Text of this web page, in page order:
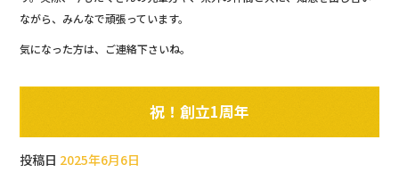
ながら、みんなで頑張っています。
気になった方は、ご連絡下さいね。
祝！創立1周年
投稿日 2025年6月6日